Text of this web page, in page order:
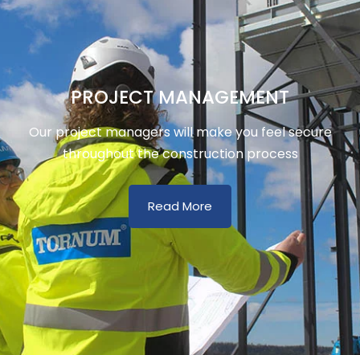
PROJECT MANAGEMENT
Our project managers will make you feel secure
throughout the construction process
Read More